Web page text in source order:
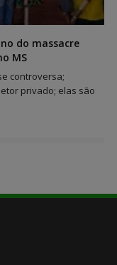
do massacre
MS
controversa;
privado; elas são